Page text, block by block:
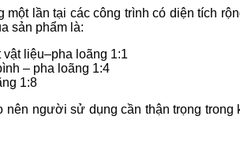
lần tại các công trình có diện tích
sản phẩm là:
liệu–pha loãng 1:1
– pha loãng 1:4
1:8
người sử dụng cần thận trọng